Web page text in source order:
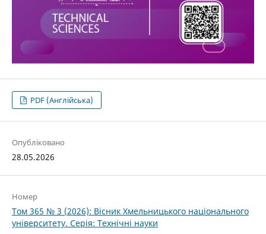
PDF (Англійська)
Опубліковано
28.05.2026
Номер
Том 365 № 3 (2026): Вісник Хмельницького національного
університету. Серія: Технічні науки